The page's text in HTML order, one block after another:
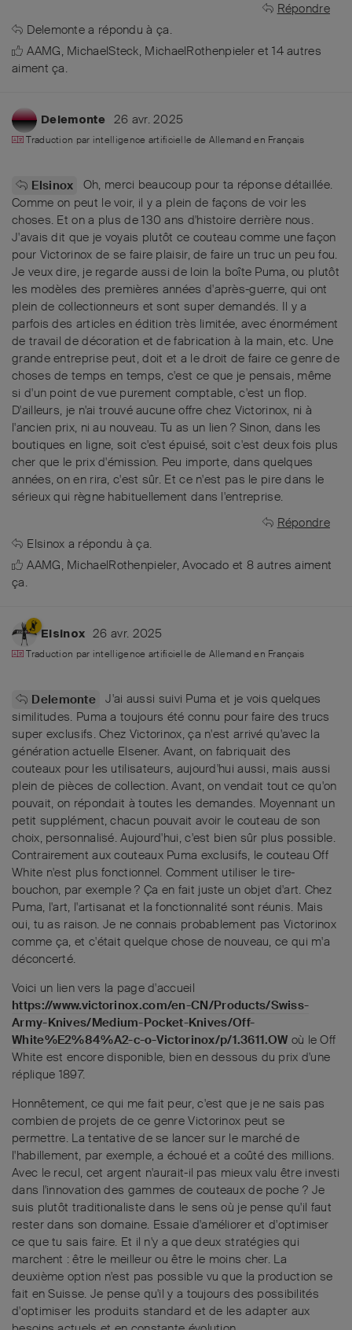
Répondre
Delemonte a répondu à ça.
AAMG, MichaelSteck, MichaelRothenpieler et14autres
aiment ça.
Delemonte 26 avr. 2025
Traduction par intelligence artificielle de Allemand en Français
Elsinox
Oh, merci beaucoup pour ta réponse détaillée.
Comme on peut le voir, il y a plein de façons de voir les
choses. Et on a plus de 130 ans d'histoire derrière nous.
J'avais dit que je voyais plutôt ce couteau comme une façon
pour Victorinox de se faire plaisir, de faire un truc un peu fou.
Je veux dire, je regarde aussi de loin la boîte Puma, ou plutôt
les modèles des premières années d'après-guerre, qui ont
plein de collectionneurs et sont super demandés. Il y a
parfois des articles en édition très limitée, avec énormément
de travail de décoration et de fabrication à la main, etc. Une
grande entreprise peut, doit et a le droit de faire ce genre de
choses de temps en temps, c'est ce que je pensais, même
si d'un point de vue purement comptable, c'est un flop.
D'ailleurs, je n'ai trouvé aucune offre chez Victorinox, ni à
l'ancien prix, ni au nouveau. Tu as un lien ? Sinon, dans les
boutiques en ligne, soit c'est épuisé, soit c'est deux fois plus
cher que le prix d'émission. Peu importe, dans quelques
années, on en rira, c'est sûr. Et ce n'est pas le pire dans le
sérieux qui règne habituellement dans l'entreprise.
Répondre
Elsinox a répondu à ça.
AAMG, MichaelRothenpieler,Avocado et 8 autres aiment
ça.
Elsinox 26 avr. 2025
Traduction par intelligence artificielle de Allemand en Français
Delemonte J'ai aussi suivi Puma et je vois quelques
similitudes. Puma a toujours été connu pour faire des trucs
super exclusifs. Chez Victorinox, ça n'est arrivé qu'avec la
génération actuelle Elsener. Avant, on fabriquait des
couteaux pour les utilisateurs, aujourd'hui aussi, mais aussi
plein de pièces de collection. Avant, on vendait tout ce qu'on
pouvait, on répondait à toutes les demandes. Moyennant un
petit supplément, chacun pouvait avoir le couteau de son
choix, personnalisé. Aujourd'hui, c'est bien sûr plus possible.
Contrairement aux couteaux Puma exclusifs, le couteau Off
White n'est plus fonctionnel. Comment utiliser le tire-
bouchon, par exemple ? Ça en fait juste un objet d'art. Chez
Puma, l'art, l'artisanat et la fonctionnalité sont réunis. Mais
oui, tu as raison. Je ne connais probablement pas Victorinox
comme ça, et c'était quelque chose de nouveau, ce qui m'a
déconcerté.
Voici un lien vers la page d'accueil
https://www.victorinox.com/en-CN/Products/Swiss-
Army-Knives/Medium-Pocket-Knives/Off-
White%E2%84%A2-c-o-Victorinox/p/1.3611.OW où le Off
White est encore disponible, bien en dessous du prix d'une
réplique 1897.
Honnêtement, ce qui me fait peur, c'est que je ne sais pas
combien de projets de ce genre Victorinox peut se
permettre. La tentative de se lancer sur le marché de
l'habillement, par exemple, a échoué et a coûté des millions.
Avec le recul, cet argent n'aurait-il pas mieux valu être investi
dans l'innovation des gammes de couteaux de poche ? Je
suis plutôt traditionaliste dans le sens où je pense qu'il faut
rester dans son domaine. Essaie d'améliorer et d'optimiser
ce que tu sais faire. Et il n'y a que deux stratégies qui
marchent : être le meilleur ou être le moins cher. La
deuxième option n'est pas possible vu que la production se
fait en Suisse. Je pense qu'il y a toujours des possibilités
d'optimiser les produits standard et de les adapter aux